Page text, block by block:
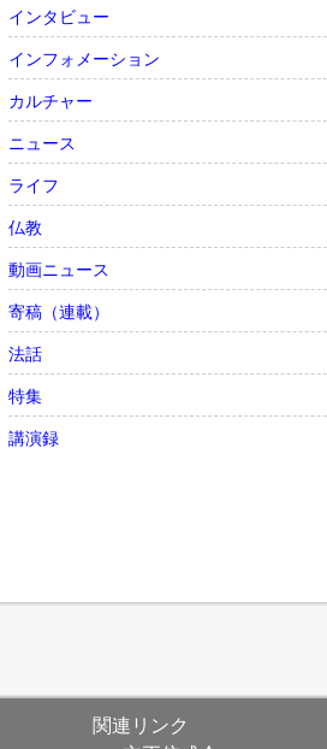
インタビュー
インフォメーション
カルチャー
ニュース
ライフ
仏教
動画ニュース
寄稿（連載）
法話
特集
講演録
関連リンク